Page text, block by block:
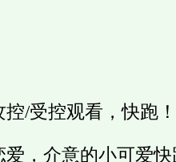
/受控观看，快跑
，介意的小可爱